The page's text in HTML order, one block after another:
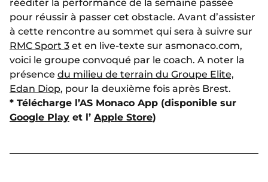
rééditer la performance de la semaine passée
pour réussir à passer cet obstacle. Avant d’assister
à cette rencontre au sommet qui sera à suivre sur
RMC Sport 3 et en live-texte sur asmonaco.com,
voici le groupe convoqué par le coach. A noter la
présence du milieu de terrain du Groupe Elite,
Edan Diop, pour la deuxième fois après Brest.
* Télécharge l’AS Monaco App (disponible sur
Google Play et l’ Apple Store)